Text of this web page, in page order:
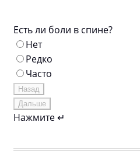
Есть ли боли в спине?
Нет
Редко
Часто
Назад
Дальше
Нажмите ↵